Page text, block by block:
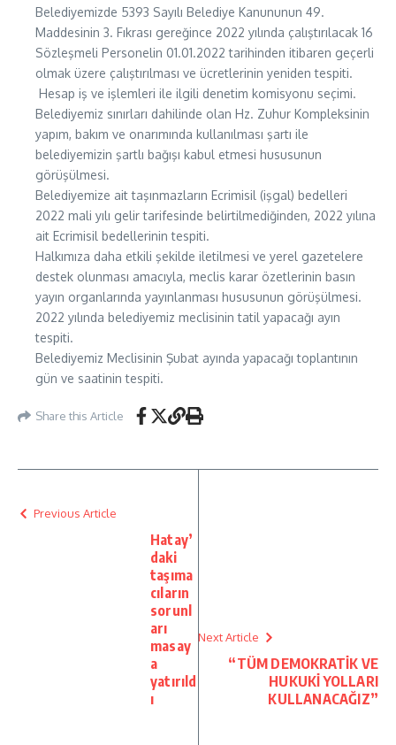
Belediyemizde 5393 Sayılı Belediye Kanununun 49.
Maddesinin 3. Fıkrası gereğince 2022 yılında çalıştırılacak 16
Sözleşmeli Personelin 01.01.2022 tarihinden itibaren geçerli
olmak üzere çalıştırılması ve ücretlerinin yeniden tespiti.
Hesap iş ve işlemleri ile ilgili denetim komisyonu seçimi.
Belediyemiz sınırları dahilinde olan Hz. Zuhur Kompleksinin
yapım, bakım ve onarımında kullanılması şartı ile
belediyemizin şartlı bağışı kabul etmesi hususunun
görüşülmesi.
Belediyemize ait taşınmazların Ecrimisil (işgal) bedelleri
2022 mali yılı gelir tarifesinde belirtilmediğinden, 2022 yılına
ait Ecrimisil bedellerinin tespiti.
Halkımıza daha etkili şekilde iletilmesi ve yerel gazetelere
destek olunması amacıyla, meclis karar özetlerinin basın
yayın organlarında yayınlanması hususunun görüşülmesi.
2022 yılında belediyemiz meclisinin tatil yapacağı ayın
tespiti.
Belediyemiz Meclisinin Şubat ayında yapacağı toplantının
gün ve saatinin tespiti.
Share this Article
Previous Article
Hatay’
daki
taşıma
cıların
sorunl
arı
masay
a
yatırıld
ı
Next Article
“TÜM DEMOKRATİK VE
HUKUKİ YOLLARI
KULLANACAĞIZ”